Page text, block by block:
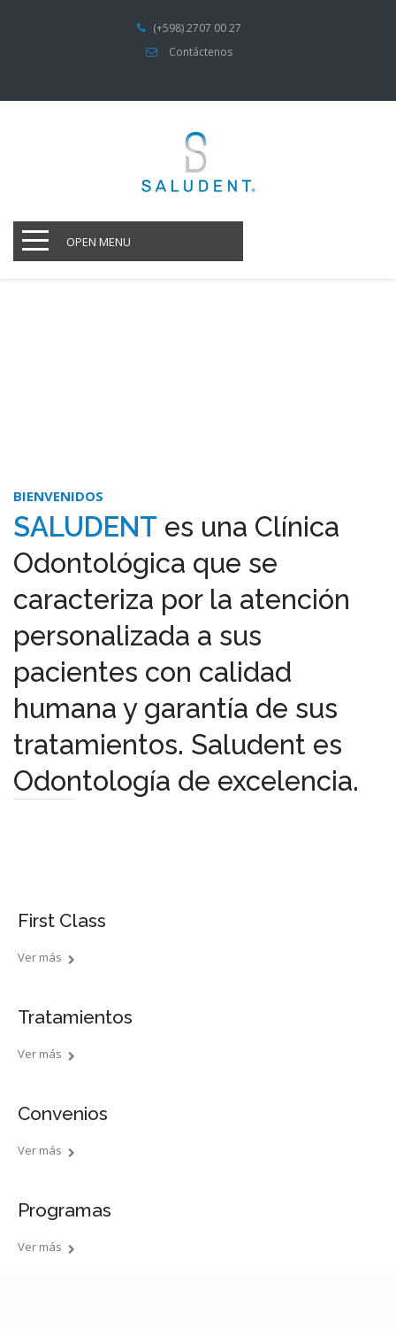
(+598) 2707 00 27
Contáctenos
OPEN MENU
BIENVENIDOS
SALUDENT es una Clínica
Odontológica que se
caracteriza por la atención
personalizada a sus
pacientes con calidad
humana y garantía de sus
tratamientos. Saludent es
Odontología de excelencia.
First Class
Ver más
Tratamientos
Ver más
Convenios
Ver más
Programas
Ver más